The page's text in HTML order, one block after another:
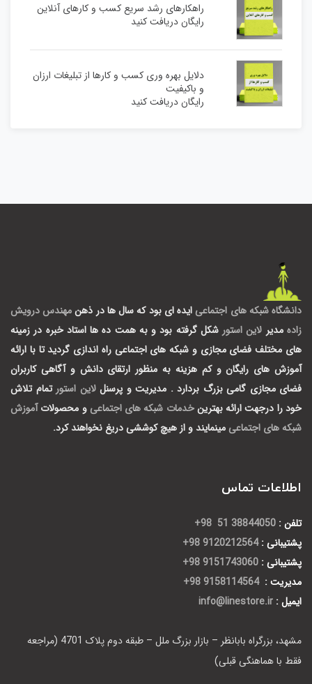
راهکارهای رشد سریع کسب و کارهای آنلاین
رایگان دریافت کنید
دلایل بهره وری کسب و کارها از تبلیغات ارزان
و باکیفیت
رایگان دریافت کنید
دانشگاه شبکه های اجتماعی ایده ای بود که سال ها در ذهنمهندس درویش
زاده مدیر لاین استور شکل گرفته بود و به همت ده ها استاد خبره در زمینه
های مختلف فضای مجازی و شبکه های اجتماعی راه اندازی گردید تا با ارائه
آموزش های رایگان و کم هزینه به منظور ارتقای دانش و آگاهی کاربران
فضای مجازی گامی بزرگ بردارد . مدیریت و پرسنللاین استور تمام تلاش
خود را درجهت ارائه بهترینخدمات شبکه های اجتماعی و محصولات آموزش
شبکه های اجتماعی مینمایند و از هیچ کوششی دریغ نخواهند کرد.
اطلاعات تماس
تلفن : 38844050 51 98+
پشتیبانی : 9120212564 98+
پشتیبانی : 9151743060 98+
مدیریت : 9158114564 98+
ایمیل : info@linestore.ir
مشهد، بزرگراه بابانظر – بازار بزرگ ملل – طبقه دوم پلاک 4701 (مراجعه
فقط با هماهنگی قبلی)